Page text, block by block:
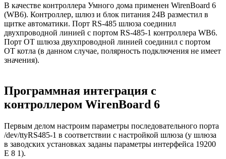
В качестве контроллера Умного дома применен WirenBoard 6
(WB6). Контроллер, шлюз и блок питания 24В разместил в
щитке автоматики. Порт RS-485 шлюза соединил
двухпроводной линией с портом RS-485-1 контроллера WB6.
Порт OT шлюза двухпроводной линией соединил с портом
OT котла (в данном случае, полярность подключения не имеет
значения).
Программная интеграция с
контроллером WirenBoard 6
Первым делом настроим параметры последовательного порта
/dev/ttyRS485-1 в соответствии с настройкой шлюза (у шлюза
в заводских установках заданы параметры интерфейса 19200
E 8 1).